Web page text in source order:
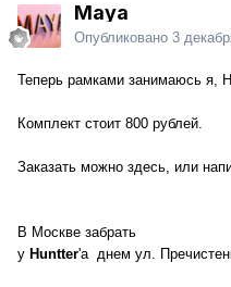
Maya
Опубликовано 3
Теперь рамками занимаюсь я,
Комплект стоит 800 рублей.
Заказать можно здесь, или
В Москве забрать
у Huntter'a днем ул.